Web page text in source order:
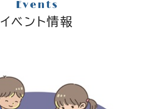
イベント情報
Events